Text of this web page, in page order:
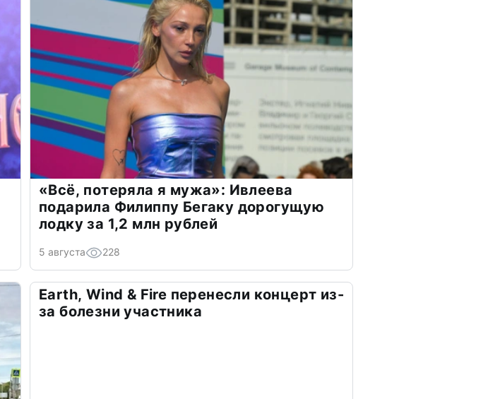
«Всё, потеряла я мужа»: Ивлеева
подарила Филиппу Бегаку дорогущую
лодку за 1,2 млн рублей
5 августа 228
Earth, Wind & Fire перенесли концерт из-
за болезни участника